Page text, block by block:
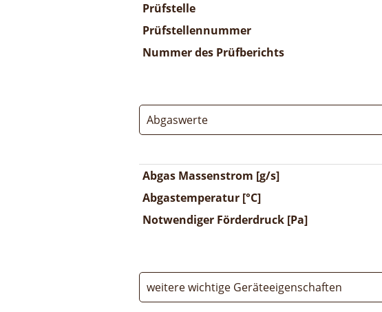
Prüfstelle
Prüfstellennummer
Nummer des Prüfberichts
Abgaswerte
Abgas Massenstrom [g/s]
Abgastemperatur [°C]
Notwendiger Förderdruck [Pa]
weitere wichtige Geräteeigenschaften